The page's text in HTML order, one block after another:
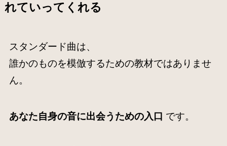
れていってくれる
スタンダード曲は、
誰かのものを模倣するための教材ではありませ
ん。
あなた自身の音に出会うための入口 です。